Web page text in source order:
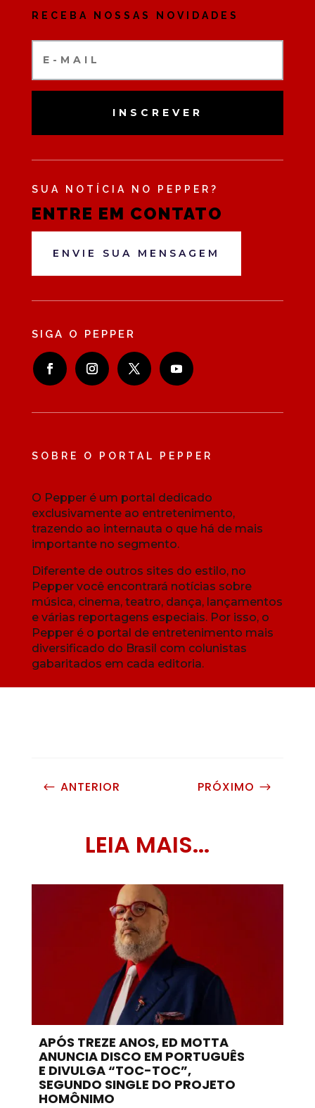
RECEBA NOSSAS NOVIDADES
INSCREVER
SUA NOTÍCIA NO PEPPER?
ENTRE EM CONTATO
ENVIE SUA MENSAGEM
SIGA O PEPPER
SOBRE O PORTAL PEPPER
O Pepper é um portal dedicado
exclusivamente ao entretenimento,
trazendo ao internauta o que há de mais
importante no segmento.
Diferente de outros sites do estilo, no
Pepper você encontrará notícias sobre
música, cinema, teatro, dança, lançamentos
e várias reportagens especiais. Por isso, o
Pepper é o portal de entretenimento mais
diversificado do Brasil com colunistas
gabaritados em cada editoria.
# ANTERIOR PRÓXIMO $
LEIA MAIS...
APÓS TREZE ANOS, ED MOTTA
ANUNCIA DISCO EM PORTUGUÊS
E DIVULGA “TOC-TOC”,
SEGUNDO SINGLE DO PROJETO
HOMÔNIMO